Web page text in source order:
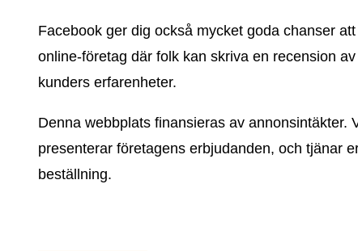
Facebook ger dig också mycket goda chanser
online-företag där folk kan skriva en recension
kunders erfarenheter.
Denna webbplats finansieras av
presenterar företagens erbjudanden, och tjänar
beställning.